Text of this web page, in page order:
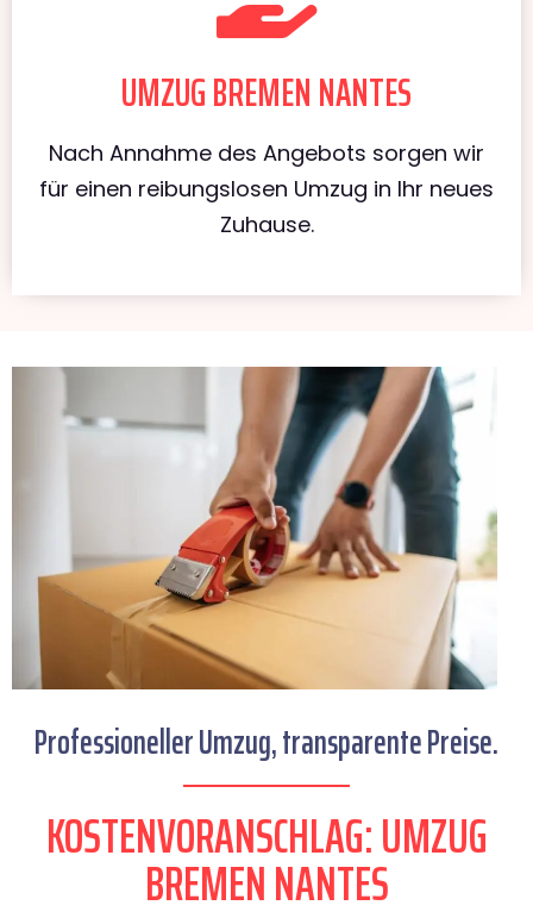
UMZUG BREMEN NANTES
Nach Annahme des Angebots sorgen wir
für einen reibungslosen Umzug in Ihr neues
Zuhause.
Professioneller Umzug, transparente Preise.
KOSTENVORANSCHLAG: UMZUG
BREMEN NANTES